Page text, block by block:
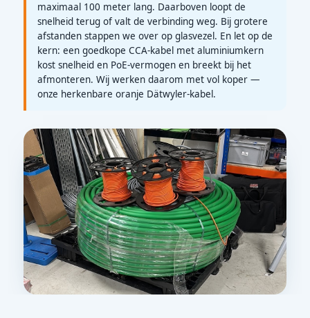
maximaal 100 meter lang. Daarboven loopt de
snelheid terug of valt de verbinding weg. Bij grotere
afstanden stappen we over op glasvezel. En let op de
kern: een goedkope CCA-kabel met aluminiumkern
kost snelheid en PoE-vermogen en breekt bij het
afmonteren. Wij werken daarom met vol koper —
onze herkenbare oranje Dätwyler-kabel.